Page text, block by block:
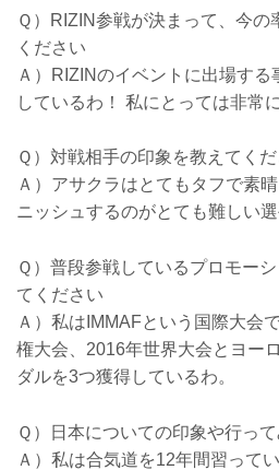
Ｑ）RIZIN参戦が決まって、今の
ください
Ａ）RIZINのイベントに出場す
しているわ！ 私にとっては非常
Ｑ）対戦相手の印象を教えてく
Ａ）アサクラはとてもタフで素
ニッシュするのがとても難しい
Ｑ）普段参戦しているプロモー
てください
Ａ）私はIMMAFという国際大会
権大会、2016年世界大会とヨー
ダルを3つ獲得しているわ。
Ｑ）日本についての印象や行っ
Ａ）私は合気道を12年間習って